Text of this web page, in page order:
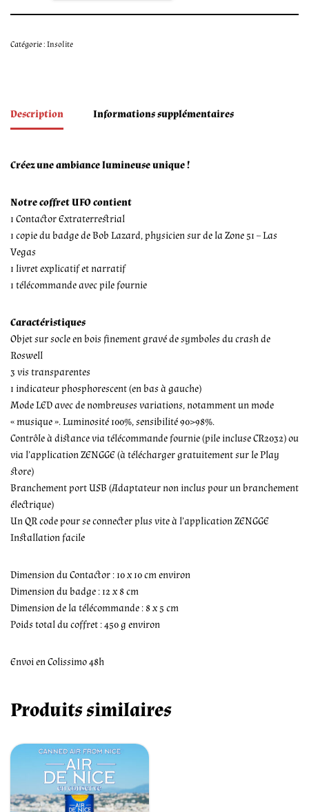
Catégorie :Insolite
Description Informations supplémentaires
Créez une ambiance lumineuse unique !
Notre coffret UFO contient
1 Contactor Extraterrestrial
1 copie du badge de Bob Lazard, physicien sur de la Zone 51 – Las
Vegas
1 livret explicatif et narratif
1 télécommande avec pile fournie
Caractéristiques
Objet sur socle en bois finement gravé de symboles du crash de
Roswell
3 vis transparentes
1 indicateur phosphorescent (en bas à gauche)
Mode LED avec de nombreuses variations, notamment un mode
« musique ». Luminosité 100%, sensibilité 90>98%.
Contrôle à distance via télécommande fournie (pile incluse CR2032) ou
via l’application ZENGGE (à télécharger gratuitement sur le Play
store)
Branchement port USB (Adaptateur non inclus pour un branchement
électrique)
Un QR code pour se connecter plus vite à l’application ZENGGE
Installation facile
Dimension du Contactor : 10 x 10 cm environ
Dimension du badge : 12 x 8 cm
Dimension de la télécommande : 8 x 5 cm
Poids total du coffret : 450 g environ
Envoi en Colissimo 48h
Produits similaires